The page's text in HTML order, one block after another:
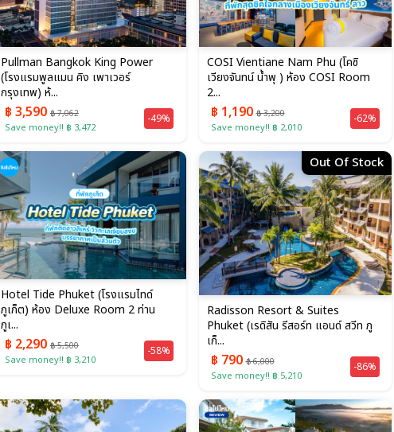
Pullman Bangkok King Power
(โรงแรมพูลแมน คิง เพาเวอร์
กรุงเทพ) ห้...
฿ 3,590 ฿ 7,062
Save money!! ฿ 3,472
-49%
COSI Vientiane Nam Phu (โคซิ
เวียงจันทน์ น้ำพุ ) ห้อง COSI Room
2...
฿ 1,190฿ 3,200
Save money!! ฿ 2,010
-62%
Hotel Tide Phuket (โรงแรมไทด์
ภูเก็ต) ห้อง Deluxe Room 2 ท่าน
ภูเ...
฿ 2,290 ฿ 5,500
Save money!! ฿ 3,210
-58%
Out Of Stock
Radisson Resort & Suites
Phuket (เรดิสัน รีสอร์ท แอนด์ สวีท ภู
เก็...
฿ 790฿ 6,000
Save money!! ฿ 5,210
-86%